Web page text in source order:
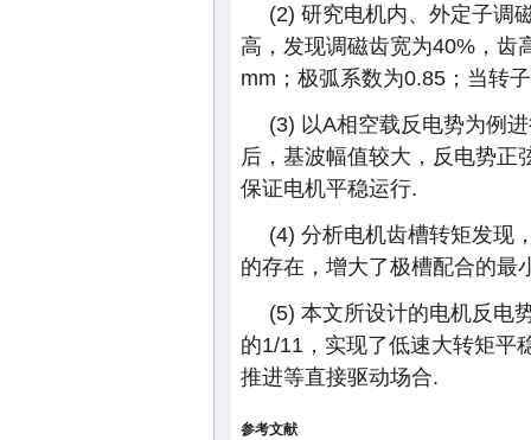
(2) 研究电机内、外定子调
高，发现调磁齿宽为40%，齿
mm；极弧系数为0.85；当转
(3) 以A相空载反电势为例
后，基波幅值较大，反电势正
保证电机平稳运行.
(4) 分析电机齿槽转矩发现
的存在，增大了极槽配合的最
(5) 本文所设计的电机反电
的1/11，实现了低速大转矩平
推进等直接驱动场合.
参考文献